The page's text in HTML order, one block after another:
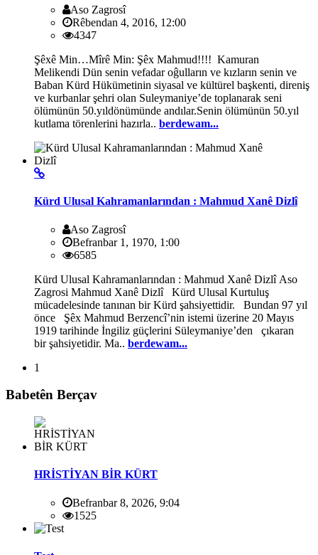
Aso Zagrosî
Rêbendan 4, 2016, 12:00
4347
Şêxê Min…Mîrê Min: Şêx Mahmud!!!! Kamuran
Melikendi Dün senin vefadar oĝulların ve kızların senin ve
Baban Kürd Hükümetinin siyasal ve kültürel başkenti, direniş
ve kurbanlar şehri olan Suleymaniye’de toplanarak seni
ölümünün 50.yıldönümünde andılar.Senin ölümünün 50.yıl
kutlama törenlerini hazırla.. berdewam...
Kürd Ulusal Kahramanlarından : Mahmud Xanê Dizlî
Aso Zagrosî
Befranbar 1, 1970, 1:00
6585
Kürd Ulusal Kahramanlarından : Mahmud Xanê Dizlî Aso
Zagrosi Mahmud Xanê Dizlî Kürd Ulusal Kurtuluş
mücadelesinde tanınan bir Kürd şahsiyettidir. Bundan 97 yıl
önce Şêx Mahmud Berzencî’nin istemi üzerine 20 Mayıs
1919 tarihinde İngiliz güçlerini Süleymaniye’den çıkaran
bir şahsiyetidir. Ma.. berdewam...
1
Babetên Berçav
HRİSTİYAN BİR KÜRT
Befranbar 8, 2026, 9:04
1525